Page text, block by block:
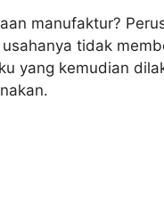
manufaktur?
tidak
yang kemudian